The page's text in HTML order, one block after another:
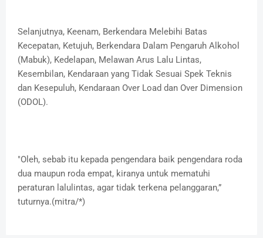
Selanjutnya, Keenam, Berkendara Melebihi Batas
Kecepatan, Ketujuh, Berkendara Dalam Pengaruh Alkohol
(Mabuk), Kedelapan, Melawan Arus Lalu Lintas,
Kesembilan, Kendaraan yang Tidak Sesuai Spek Teknis
dan Kesepuluh, Kendaraan Over Load dan Over Dimension
(ODOL).
"Oleh, sebab itu kepada pengendara baik pengendara roda
dua maupun roda empat, kiranya untuk mematuhi
peraturan lalulintas, agar tidak terkena pelanggaran,”
tuturnya.(mitra/*)